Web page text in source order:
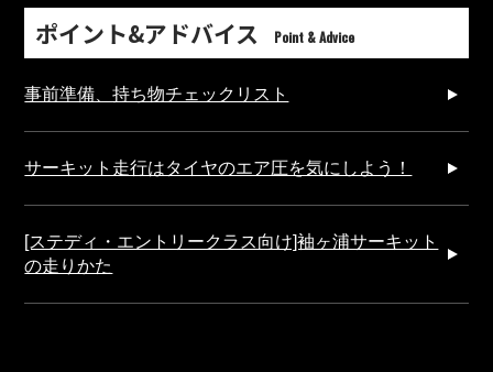
ポイント&アドバイス Point & Advice
事前準備、持ち物チェックリスト
サーキット走行はタイヤのエア圧を気にしよう！
[ステディ・エントリークラス向け]袖ヶ浦サーキット
の走りかた